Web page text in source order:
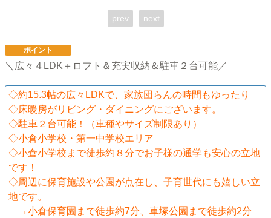
prev next
ポイント
＼広々４LDK＋ロフト＆充実収納＆駐車２台可能／
◇約15.3帖の広々LDKで、家族団らんの時間もゆったり
◇床暖房がリビング・ダイニングにございます。
◇駐車２台可能！（車種やサイズ制限あり）
◇小倉小学校・第一中学校エリア
◇小倉小学校まで徒歩約８分でお子様の通学も安心の立地
です！
◇周辺に保育施設や公園が点在し、子育世代にも嬉しい立
地です。
→小倉保育園まで徒歩約7分、車塚公園まで徒歩約2分